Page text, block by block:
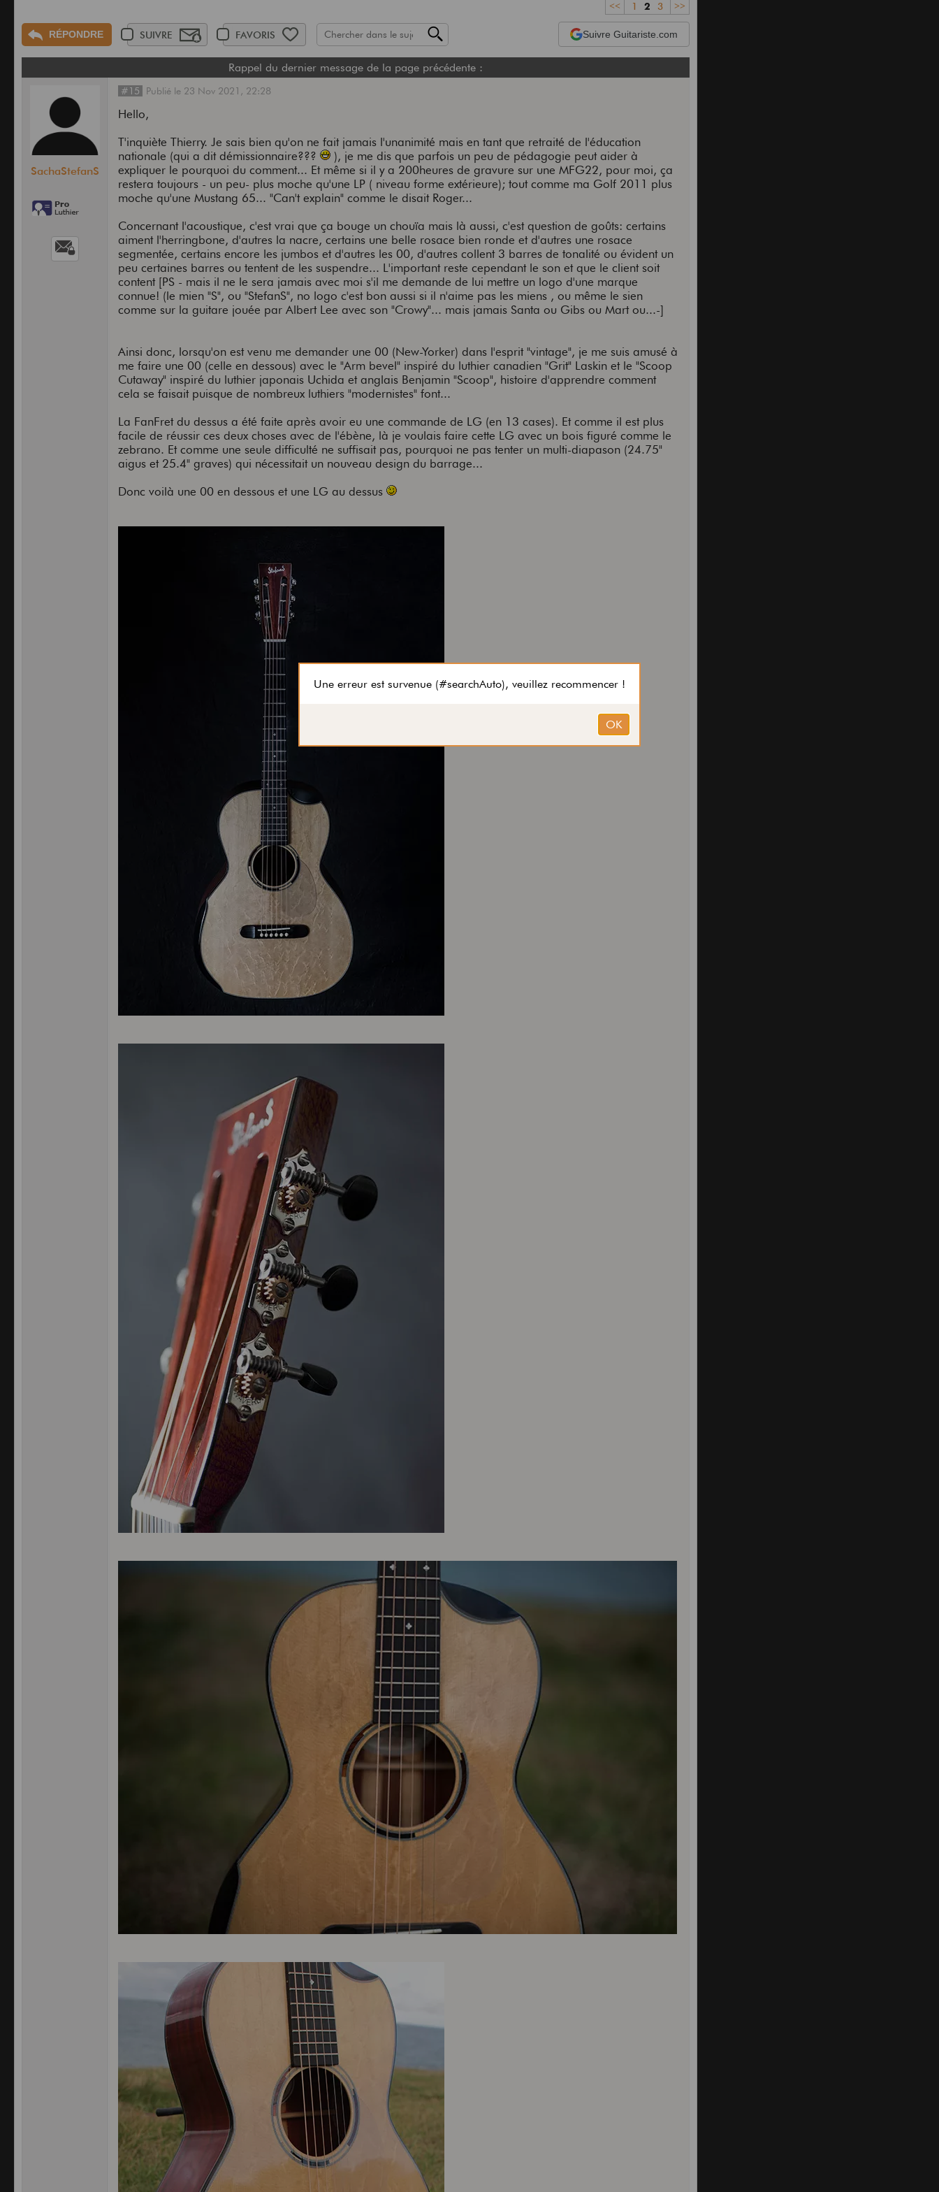
<< 1 2 3 >>
RÉPONDRE SUIVRE FAVORIS Suivre Guitariste.com
Rappel du dernier message de la page précédente :
SachaStefanS
#15 Publié le 23 Nov 2021, 22:28
Hello,
T'inquiète Thierry. Je sais bien qu'on ne fait jamais l'unanimité mais en tant que retraité de l'éducation
nationale (qui a dit démissionnaire???
), je me dis que parfois un peu de pédagogie peut aider à
expliquer le pourquoi du comment... Et même si il y a 200heures de gravure sur une MFG22, pour moi, ça
restera toujours - un peu- plus moche qu'une LP ( niveau forme extérieure); tout comme ma Golf 2011 plus
moche qu'une Mustang 65... "Can't explain" comme le disait Roger...
Concernant l'acoustique, c'est vrai que ça bouge un chouïa mais là aussi, c'est question de goûts: certains
aiment l'herringbone, d'autres la nacre, certains une belle rosace bien ronde et d'autres une rosace
segmentée, certains encore les jumbos et d'autres les 00, d'autres collent 3 barres de tonalité ou évident un
peu certaines barres ou tentent de les suspendre... L'important reste cependant le son et que le client soit
content [PS - mais il ne le sera jamais avec moi s'il me demande de lui mettre un logo d'une marque
connue! (le mien "S", ou "StefanS", no logo c'est bon aussi si il n'aime pas les miens , ou même le sien
comme sur la guitare jouée par Albert Lee avec son "Crowy"... mais jamais Santa ou Gibs ou Mart ou...-]
Ainsi donc, lorsqu'on est venu me demander une 00 (New-Yorker) dans l'esprit "vintage", je me suis amusé à
me faire une 00 (celle en dessous) avec le "Arm bevel" inspiré du luthier canadien "Grit" Laskin et le "Scoop
Cutaway" inspiré du luthier japonais Uchida et anglais Benjamin "Scoop", histoire d'apprendre comment
cela se faisait puisque de nombreux luthiers "modernistes" font...
La FanFret du dessus a été faite après avoir eu une commande de LG (en 13 cases). Et comme il est plus
facile de réussir ces deux choses avec de l'ébène, là je voulais faire cette LG avec un bois figuré comme le
zebrano. Et comme une seule difficulté ne suffisait pas, pourquoi ne pas tenter un multi-diapason (24.75"
aigus et 25.4" graves) qui nécessitait un nouveau design du barrage...
Donc voilà une 00 en dessous et une LG au dessus